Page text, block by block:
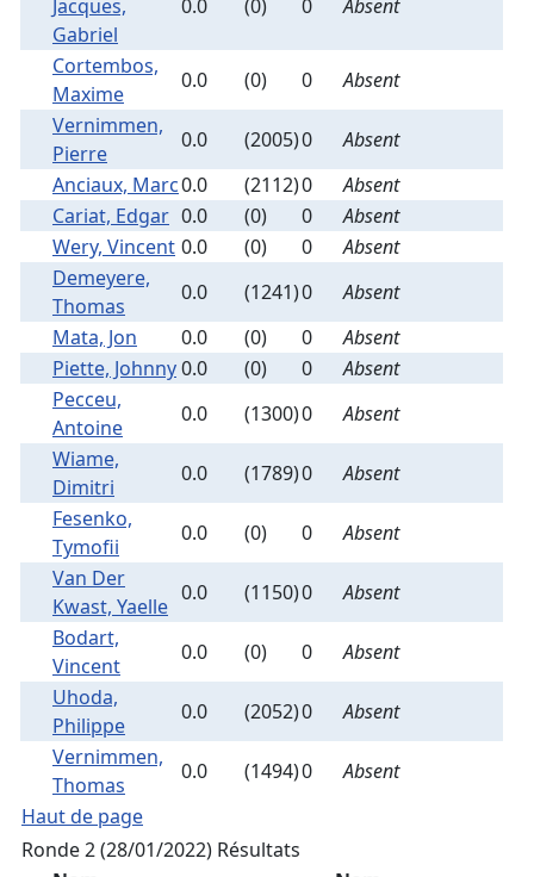
Jacques,
Gabriel
0.0 (0) 0 Absent
Cortembos,
Maxime
0.0 (0) 0
Absent
Vernimmen,
Pierre
0.0 (2005)0
Absent
Anciaux, Marc0.0 (2112)0
Absent
Cariat, Edgar 0.0 (0) 0
Absent
Wery, Vincent 0.0 (0) 0
Absent
Demeyere,
Thomas
0.0 (1241)0
Absent
Mata, Jon
0.0 (0) 0
Absent
Piette, Johnny0.0 (0) 0
Absent
Pecceu,
Antoine
0.0 (1300)0
Absent
Wiame,
Dimitri
0.0 (1789)0
Absent
Fesenko,
Tymofii
0.0 (0) 0
Absent
Van Der
Kwast, Yaelle
0.0 (1150)0
Absent
Bodart,
Vincent
0.0 (0) 0
Absent
Uhoda,
Philippe
0.0 (2052)0
Absent
Vernimmen,
Thomas
0.0 (1494)0
Absent
Haut de page
Ronde 2 (28/01/2022) Résultats